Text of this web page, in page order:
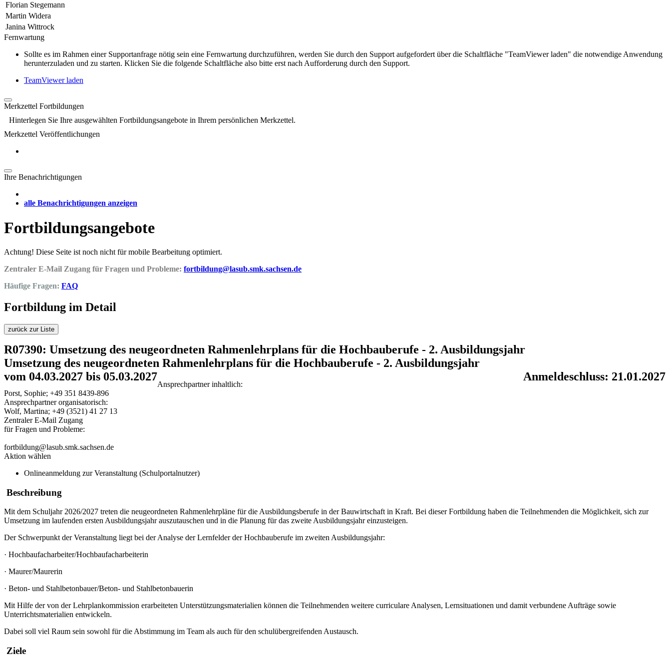
Florian Stegemann
Martin Widera
Janina Wittrock
Fernwartung
Sollte es im Rahmen einer Supportanfrage nötig sein eine Fernwartung durchzuführen, werden Sie durch den Support aufgefordert über die Schaltfläche "TeamViewer laden" die notwendige Anwendung
herunterzuladen und zu starten. Klicken Sie die folgende Schaltfläche also bitte erst nach Aufforderung durch den Support.
TeamViewer laden
Merkzettel Fortbildungen
Hinterlegen Sie Ihre ausgewählten Fortbildungsangebote in Ihrem persönlichen Merkzettel.
Merkzettel Veröffentlichungen
Ihre Benachrichtigungen
alle Benachrichtigungen anzeigen
Fortbildungsangebote
Achtung! Diese Seite ist noch nicht für mobile Bearbeitung optimiert.
Zentraler E-Mail Zugang für Fragen und Probleme: fortbildung@lasub.smk.sachsen.de
Häufige Fragen: FAQ
Fortbildung im Detail
zurück zur Liste
R07390: Umsetzung des neugeordneten Rahmenlehrplans für die Hochbauberufe - 2. Ausbildungsjahr
Umsetzung des neugeordneten Rahmenlehrplans für die Hochbauberufe - 2. Ausbildungsjahr
vom 04.03.2027 bis 05.03.2027
Anmeldeschluss: 21.01.2027
Ansprechpartner inhaltlich:
Porst, Sophie; +49 351 8439-896
Ansprechpartner organisatorisch:
Wolf, Martina; +49 (3521) 41 27 13
Zentraler E-Mail Zugang
für Fragen und Probleme:
fortbildung@lasub.smk.sachsen.de
Aktion wählen
Onlineanmeldung zur Veranstaltung (Schulportalnutzer)
Beschreibung
Mit dem Schuljahr 2026/2027 treten die neugeordneten Rahmenlehrpläne für die Ausbildungsberufe in der Bauwirtschaft in Kraft. Bei dieser Fortbildung haben die Teilnehmenden die Möglichkeit, sich zur
Umsetzung im laufenden ersten Ausbildungsjahr auszutauschen und in die Planung für das zweite Ausbildungsjahr einzusteigen.
Der Schwerpunkt der Veranstaltung liegt bei der Analyse der Lernfelder der Hochbauberufe im zweiten Ausbildungsjahr:
· Hochbaufacharbeiter/Hochbaufacharbeiterin
· Maurer/Maurerin
· Beton- und Stahlbetonbauer/Beton- und Stahlbetonbauerin
Mit Hilfe der von der Lehrplankommission erarbeiteten Unterstützungsmaterialien können die Teilnehmenden weitere curriculare Analysen, Lernsituationen und damit verbundene Aufträge sowie
Unterrichtsmaterialien entwickeln.
Dabei soll viel Raum sein sowohl für die Abstimmung im Team als auch für den schulübergreifenden Austausch.
Ziele